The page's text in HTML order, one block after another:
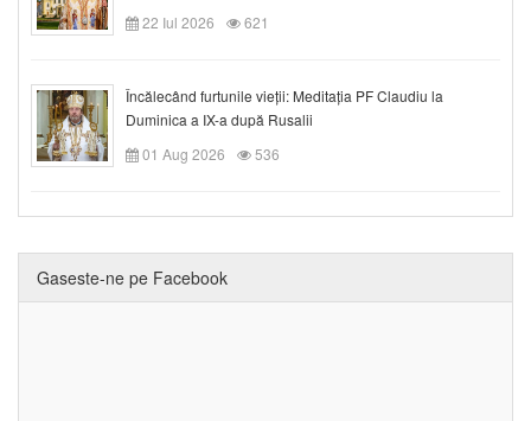
22 Iul 2026
621
Încălecând furtunile vieții: Meditația PF Claudiu la
Duminica a IX-a după Rusalii
01 Aug 2026
536
Gaseste-ne pe Facebook